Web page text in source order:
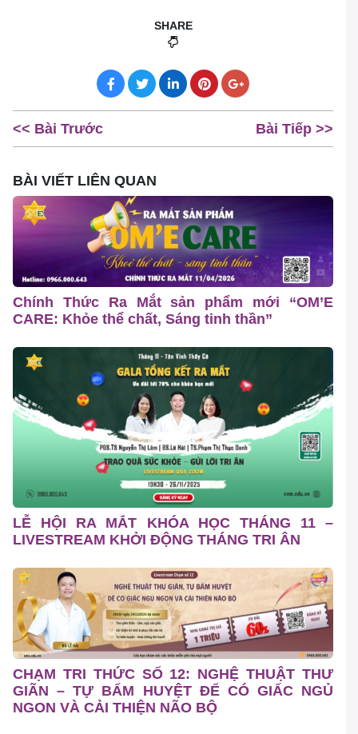
SHARE
<< Bài Trước Bài Tiếp >>
BÀI VIẾT LIÊN QUAN
Chính Thức Ra Mắt sản phẩm mới “OM’E
CARE: Khỏe thể chất, Sáng tinh thần”
LỄ HỘI RA MẮT KHÓA HỌC THÁNG 11 –
LIVESTREAM KHỞI ĐỘNG THÁNG TRI ÂN
CHẠM TRI THỨC SỐ 12: NGHỆ THUẬT THƯ
GIÃN – TỰ BẤM HUYỆT ĐỂ CÓ GIẤC NGỦ
NGON VÀ CẢI THIỆN NÃO BỘ